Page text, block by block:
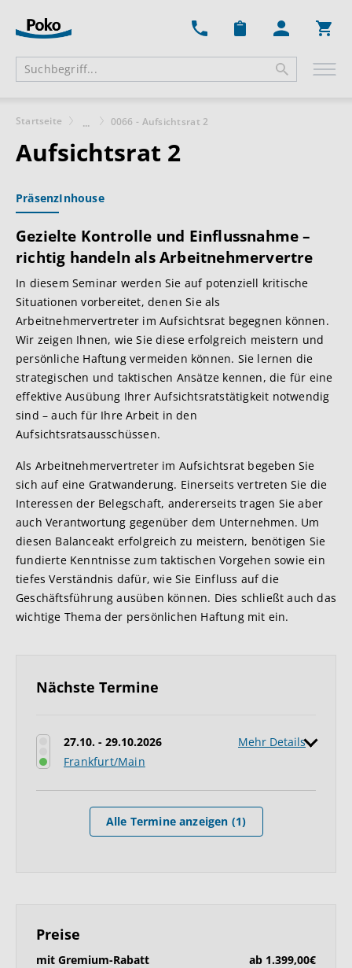
Startseite ... 0066 - Aufsichtsrat 2
Aufsichtsrat 2
PräsenzInhouse
Gezielte Kontrolle und Einflussnahme –
richtig handeln als Arbeitnehmervertre
In diesem Seminar werden Sie auf potenziell kritische
Situationen vorbereitet, denen Sie als
Arbeitnehmervertreter im Aufsichtsrat begegnen können.
Wir zeigen Ihnen, wie Sie diese erfolgreich meistern und
persönliche Haftung vermeiden können. Sie lernen die
strategischen und taktischen Ansätze kennen, die für eine
effektive Ausübung Ihrer Aufsichtsratstätigkeit notwendig
sind – auch für Ihre Arbeit in den
Aufsichtsratsausschüssen.
Als Arbeitnehmervertreter im Aufsichtsrat begeben Sie
sich auf eine Gratwanderung. Einerseits vertreten Sie die
Interessen der Belegschaft, andererseits tragen Sie aber
auch Verantwortung gegenüber dem Unternehmen. Um
diesen Balanceakt erfolgreich zu meistern, benötigen Sie
fundierte Kenntnisse zum taktischen Vorgehen sowie ein
tiefes Verständnis dafür, wie Sie Einfluss auf die
Geschäftsführung ausüben können. Dies schließt auch das
wichtige Thema der persönlichen Haftung mit ein.
Nächste Termine
27.10. - 29.10.2026
Frankfurt/Main
Mehr Details
Alle Termine anzeigen (1)
Preise
mit Gremium-Rabatt
ab 1.399,00€